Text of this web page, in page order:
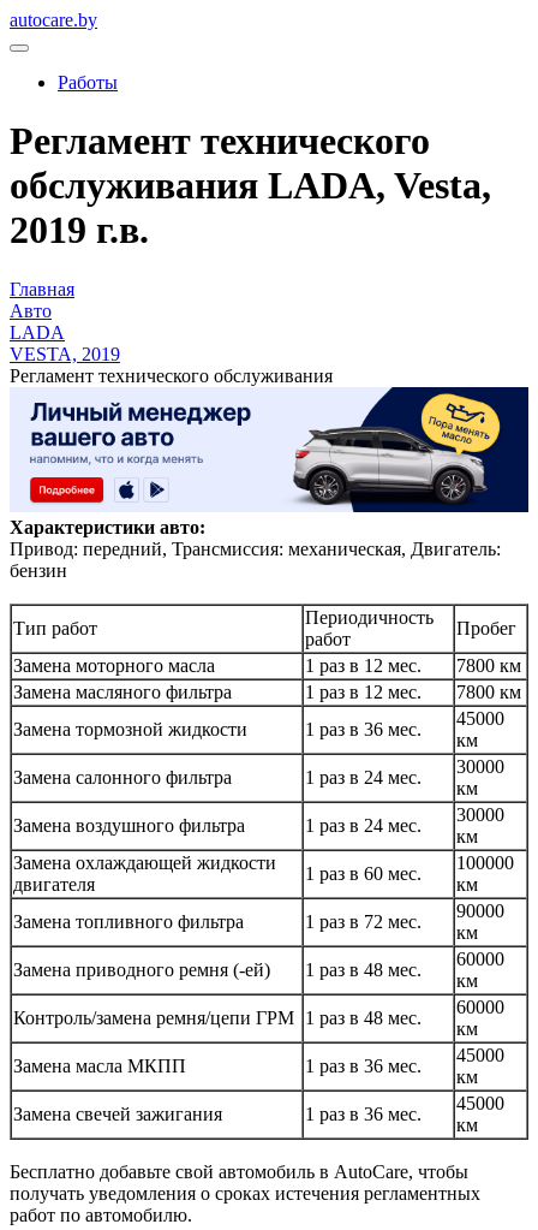
autocare.by
Работы
Регламент технического
обслуживания LADA, Vesta,
2019 г.в.
Главная
Авто
LADA
VESTA, 2019
Регламент технического обслуживания
Характеристики авто:
Привод: передний, Трансмиссия: механическая, Двигатель:
бензин
Тип работ
Периодичность
работ
Пробег
Замена моторного масла
1 раз в 12 мес.
7800 км
Замена масляного фильтра
1 раз в 12 мес.
7800 км
Замена тормозной жидкости
1 раз в 36 мес.
45000
км
Замена салонного фильтра
1 раз в 24 мес.
30000
км
Замена воздушного фильтра
1 раз в 24 мес.
30000
км
Замена охлаждающей жидкости
двигателя
1 раз в 60 мес.
100000
км
Замена топливного фильтра
1 раз в 72 мес.
90000
км
Замена приводного ремня (-ей)
1 раз в 48 мес.
60000
км
Контроль/замена ремня/цепи ГРМ 1 раз в 48 мес.
60000
км
Замена масла МКПП
1 раз в 36 мес.
45000
км
Замена свечей зажигания
1 раз в 36 мес.
45000
км
Бесплатно добавьте свой автомобиль в AutoCare, чтобы
получать уведомления о сроках истечения регламентных
работ по автомобилю.